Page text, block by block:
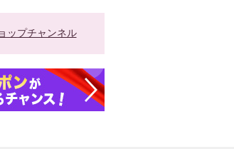
ップチャンネル